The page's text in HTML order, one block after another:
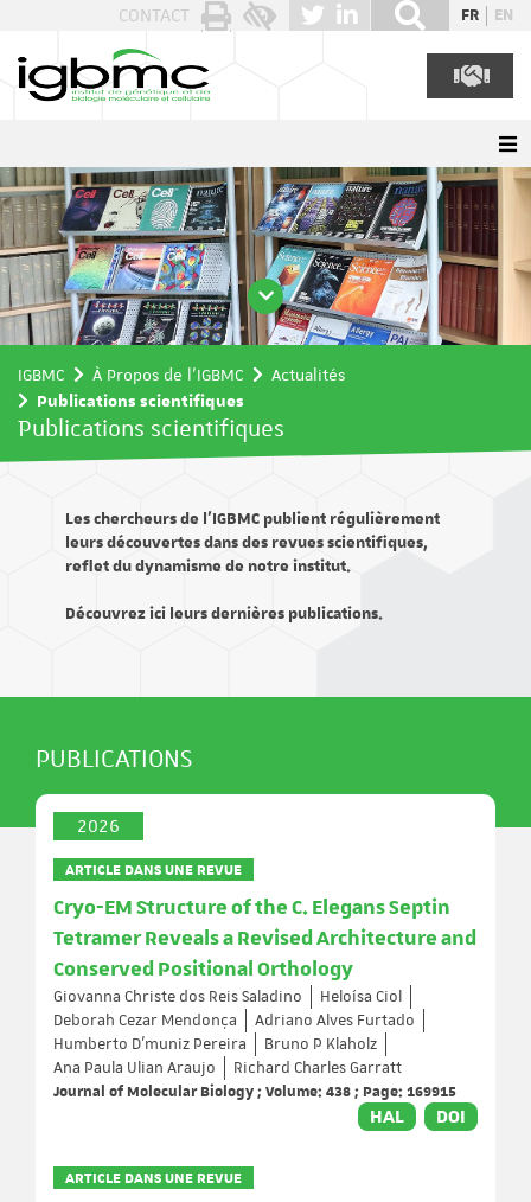
CONTACT FR EN
IGBMC À Propos de l'IGBMC
Actualités
Publications scientifiques
Publications scientifiques
Les chercheurs de l’IGBMC publient régulièrement
leurs découvertes dans des revues scientifiques,
reflet du dynamisme de notre institut.
Découvrez ici leurs dernières publications.
PUBLICATIONS
2026
ARTICLE DANS UNE REVUE
Cryo-EM Structure of the C. Elegans Septin
Tetramer Reveals a Revised Architecture and
Conserved Positional Orthology
Giovanna Christe dos Reis Saladino
Heloísa Ciol
Deborah Cezar Mendonça
Adriano Alves Furtado
Humberto D’muniz Pereira
Bruno P Klaholz
Ana Paula Ulian Araujo
Richard Charles Garratt
Journal of Molecular Biology ; Volume: 438 ; Page: 169915
HAL DOI
ARTICLE DANS UNE REVUE
Panneau de gestion des cookies